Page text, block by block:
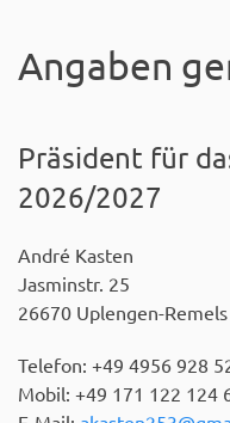
Angaben
Präsident für
2026/2027
André Kasten
Jasminstr. 25
26670 Uplengen-Remels
Telefon: +49 4956 928
Mobil: +49 171 122 124